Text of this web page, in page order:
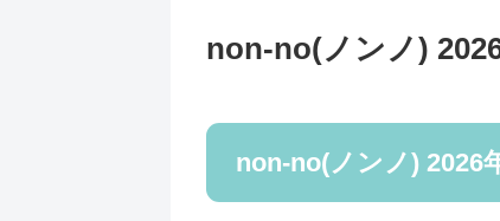
non-no(ノンノ)
non-no(ノンノ) 2026